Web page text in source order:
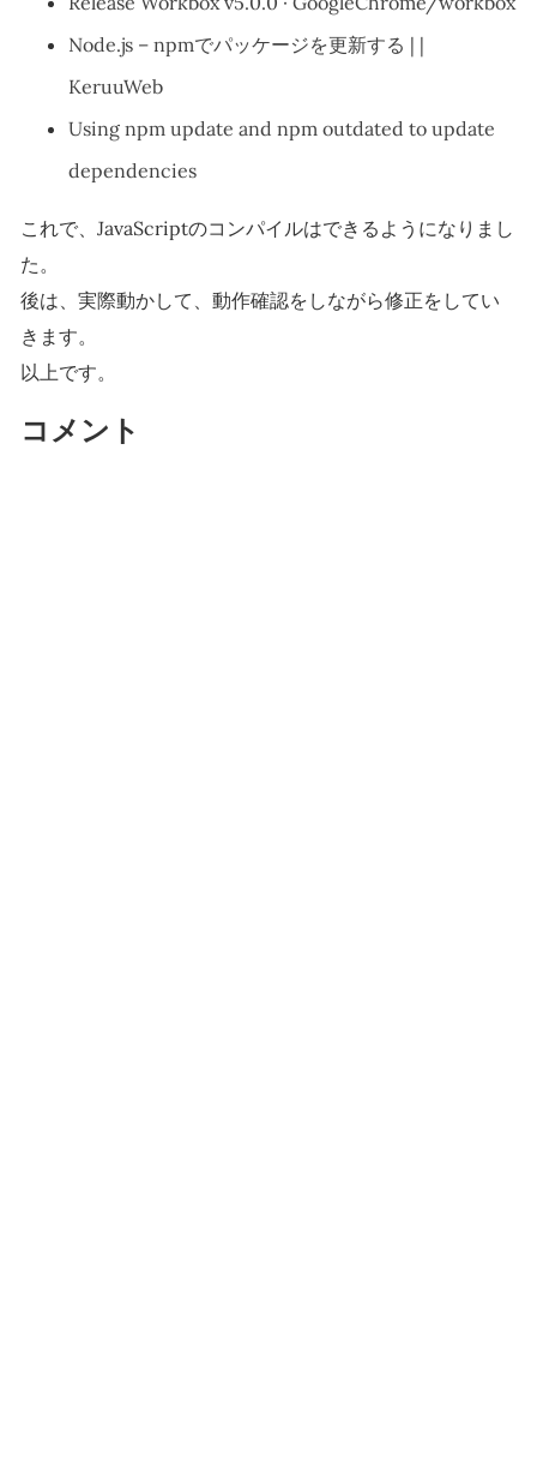
Node.js – npmでパッケージを更新する | |
KeruuWeb
Using npm update and npm outdated to update
dependencies
これで、JavaScriptのコンパイルはできるようになりまし
た。
後は、実際動かして、動作確認をしながら修正をしてい
きます。
以上です。
コメント